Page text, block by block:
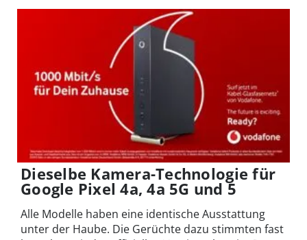
Dieselbe Kamera-Technologie für
Google Pixel 4a, 4a 5G und 5
Alle Modelle haben eine identische Ausstattung
unter der Haube. Die Gerüchte dazu stimmten fast